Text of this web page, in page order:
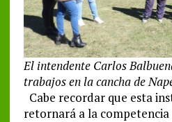
El intendente Carlos
trabajos en la cancha de
Cabe recordar que esta
retornará a la